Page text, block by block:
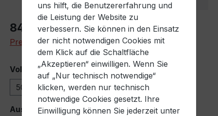
Regulärer Preis:
840,34 €
Preise exkl. MwSt. zzgl. Versandkosten
Volumenauswählen
500 Liter
1000 Liter
Auslassauswählen
uns hilft, die Benutzererfahrung und
die Leistung der Website zu
verbessern. Sie können in den Einsatz
der nicht notwendigen Cookies mit
dem Klick auf die Schaltfläche
„Akzeptieren“ einwilligen. Wenn Sie
auf „Nur technisch notwendige“
klicken, werden nur technisch
notwendige Cookies gesetzt. Ihre
Einwilligung können Sie jederzeit unter